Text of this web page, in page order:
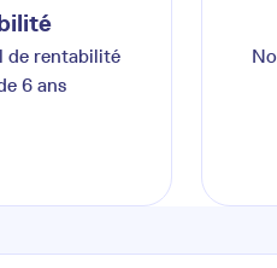
de rentabilité
6 ans